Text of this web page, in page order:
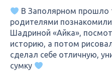
В Заполярном прошло
родителями
Шадриной «Айка»,
историю, а потом
сделал себе отличную,
сумку